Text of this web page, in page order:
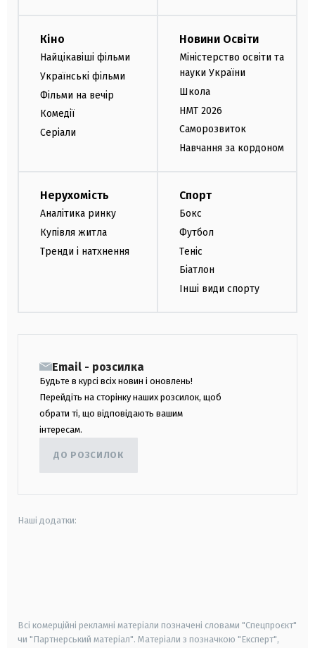
Кіно
Найцікавіші фільми
Українські фільми
Фільми на вечір
Комедії
Серіали
Новини Освіти
Міністерство освіти та
науки України
Школа
НМТ 2026
Саморозвиток
Навчання за кордоном
Нерухомість
Аналітика ринку
Купівля житла
Тренди і натхнення
Спорт
Бокс
Футбол
Теніс
Біатлон
Інші види спорту
Email - розсилка
Будьте в курсі всіх новин і оновлень!
Перейдіть на сторінку наших розсилок, щоб
обрати ті, що відповідають вашим
інтересам.
ДО РОЗСИЛОК
Наші додатки:
Всі комерційні рекламні матеріали позначені словами "Спецпроєкт"
чи "Партнерський матеріал". Матеріали з позначкою "Експерт",